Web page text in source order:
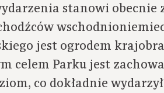
stanowi
jest ogrodem
celem Parku jest
co dokładnie